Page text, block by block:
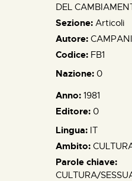
DEL
Sezione: Articoli
Autore:
Codice: FB1
Nazione: 0
Anno: 1981
Editore: 0
Lingua: IT
Ambito:
Parole chiave:
CULTURA/